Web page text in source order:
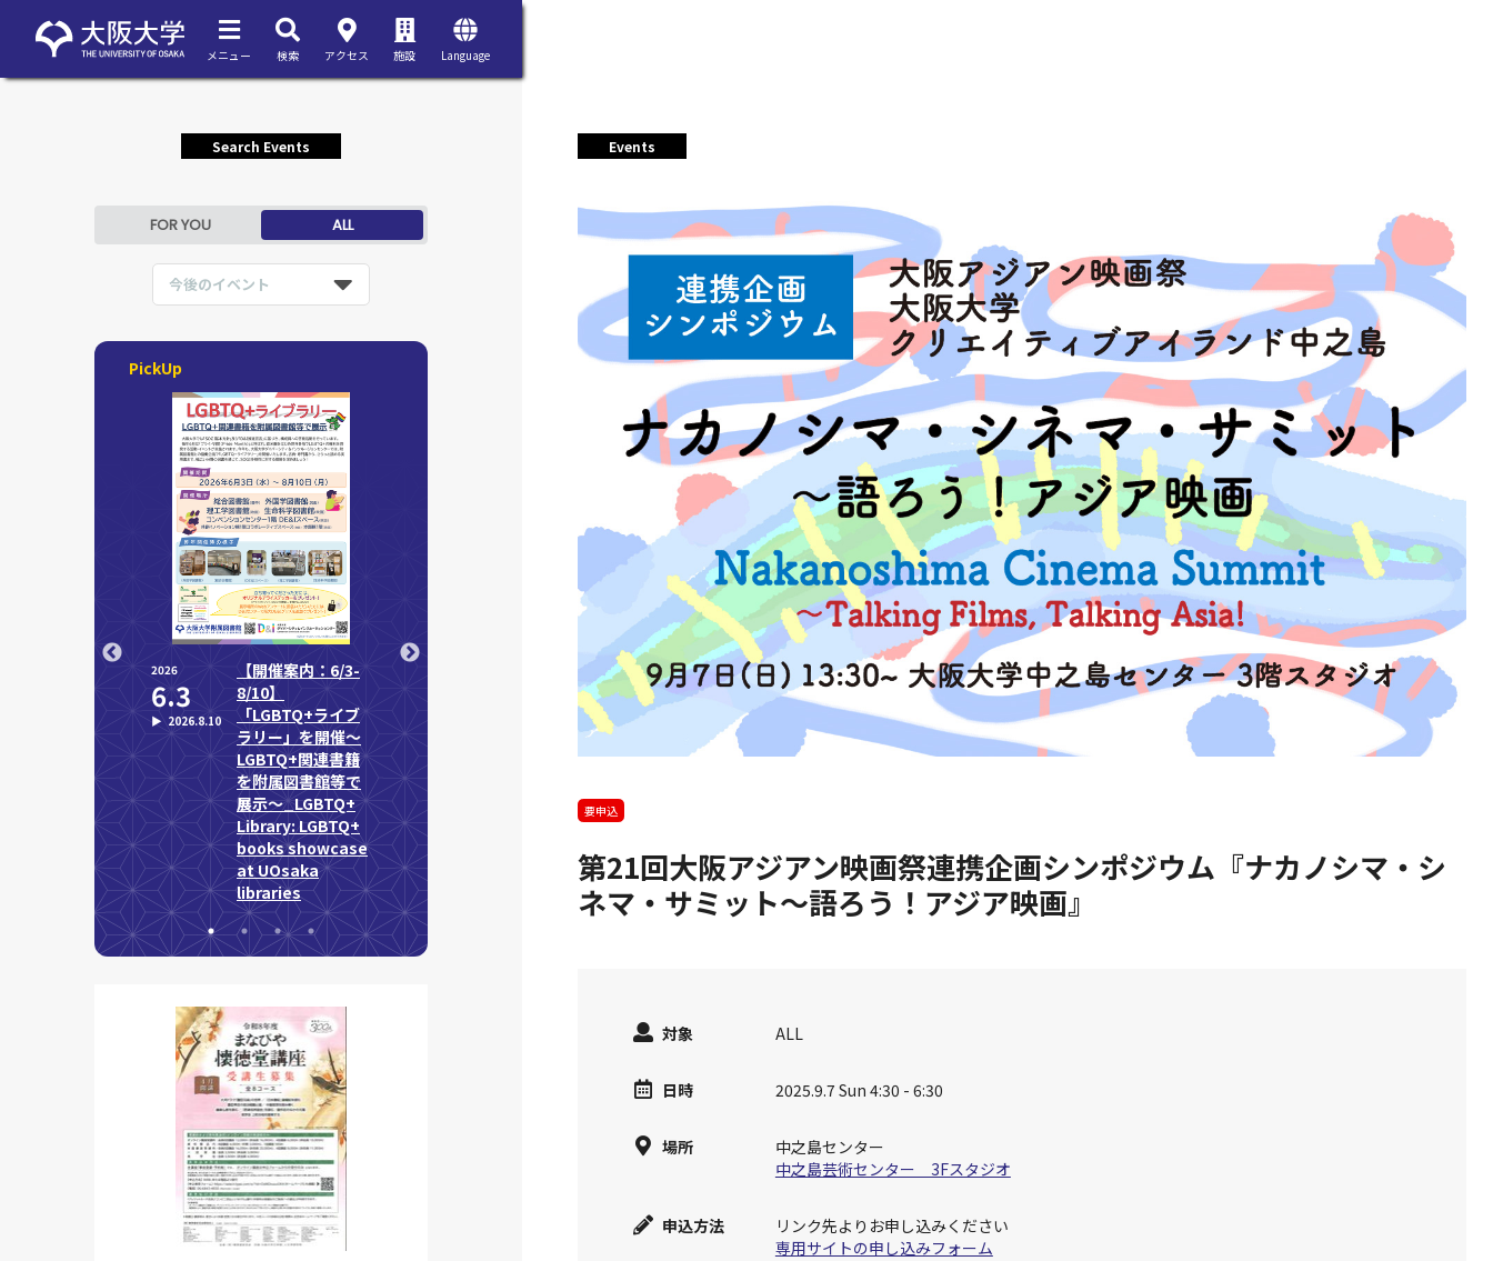
メニュー 検索 アクセス 施設 Language
Events
要申込
第21回大阪アジアン映画祭連携企画シンポジウム『ナカノシマ・シ
ネマ・サミット～語ろう！アジア映画』
対象 ALL
日時 2025.9.7 Sun 4:30 - 6:30
場所
中之島センター
中之島芸術センター 3Fスタジオ
申込方法
リンク先よりお申し込みください
専用サイトの申し込みフォーム
Search Events
FOR YOU ALL
今後のイベント
PickUp
2026
6.3
▶︎ 2026.8.10
【開催案内：6/3-
8/10】
「LGBTQ+ライブ
ラリー」を開催～
LGBTQ+関連書籍
を附属図書館等で
展示～_LGBTQ+
Library: LGBTQ+
books showcase
at UOsaka
libraries
第1回SWGs時代を切
り拓く産学共創シンポ
ジウム 「世界の課題
解決に貢献する大阪大
学の最先端研究」
2026
9.10
「大阪大学LINKS
2026」のご案内
2026
9.30
「マチカネワニ化石」
天然記念物指定 記念
講演会
2026
6.3
2026.8.10
【開催案内：6/3-
8/10】
「LGBTQ+ライブ
ラリー」を開催～
LGBTQ+関連書籍
at UOsaka